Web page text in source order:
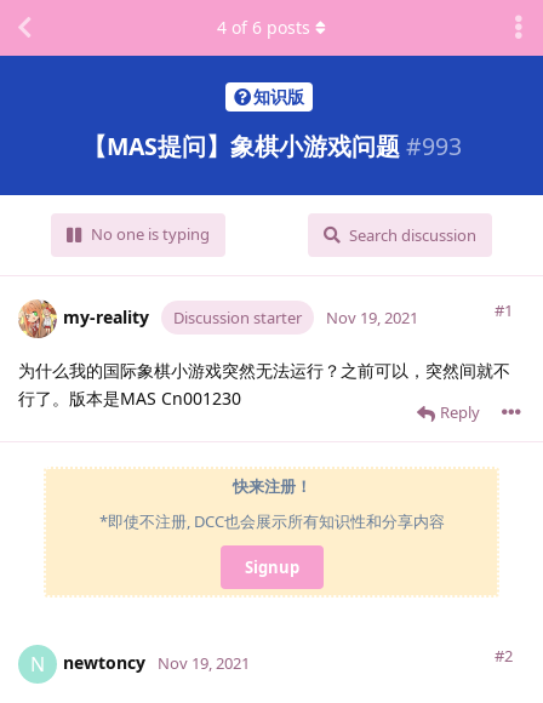
知识版
【MAS提问】象棋小游戏问题 #993
No one is typing Search discussion
4 of 6 posts
my-reality Discussion starter #1
Nov 19, 2021
为什么我的国际象棋小游戏突然无法运行？之前可以，突然间就不
行了。版本是MAS Cn001230
Reply
快来注册！
*即使不注册, DCC也会展示所有知识性和分享内容
Signup
N newtoncy #2
Nov 19, 2021